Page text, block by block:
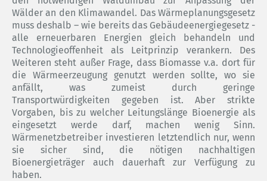
Wälder an den Klimawandel. Das Wärmeplanungsgesetz
muss deshalb – wie bereits das Gebäudeenergiegesetz -
alle erneuerbaren Energien gleich behandeln und
Technologieoffenheit als Leitprinzip verankern. Des
Weiteren steht außer Frage, dass Biomasse v.a. dort für
die Wärmeerzeugung genutzt werden sollte, wo sie
anfällt, was zumeist durch geringe
Transportwürdigkeiten gegeben ist. Aber strikte
Vorgaben, bis zu welcher Leitungslänge Bioenergie als
eingesetzt werde darf, machen wenig Sinn.
Wärmenetzbetreiber investieren letztendlich nur, wenn
sie sicher sind, die nötigen nachhaltigen
Bioenergieträger auch dauerhaft zur Verfügung zu
haben.